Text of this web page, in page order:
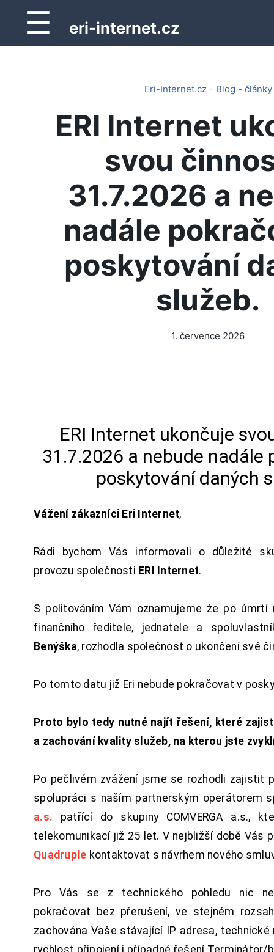
☰ eri-internet.cz
Eri-Internet.cz - Blog - články
ERI Internet
svou
31.7.2026 a
nadále
poskytování
služeb.
1. července 2026
ERI Internet ukončuje
31.7.2026 a nebude nadále
poskytování daných
Vážení zákazníci Eri Internet,
Rádi bychom Vás informovali o důležité
provozu společnosti ERI Internet.
S politováním Vám oznamujeme že po úmrtí
finančního ředitele, jednatele a
Benýška, rozhodla společnost o ukončení své
Po tomto datu již Eri nebude pokračovat v
Proto bylo tedy nutné najít řešení, které
a zachování kvality služeb, na kterou jste
Po pečlivém zvážení jsme se rozhodli zajistit
spolupráci s naším partnerským operátorem
a.s. patřící do skupiny COMVERGA a.s.,
telekomunikací již 25 let. V nejbližší době Vás
Quadruple kontaktovat s návrhem nového
Pro Vás se z technického pohledu nic
pokračovat bez přerušení, ve stejném
zachována Vaše stávající IP adresa, technické
rychlost připojení i případné řešení Terminátor/